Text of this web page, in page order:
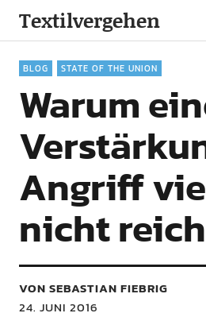
Textilvergehen
BLOG STATE OF THE UNION
Warum
Angriff
nicht
VON SEBASTIAN FIEBRIG
24. JUNI 2016